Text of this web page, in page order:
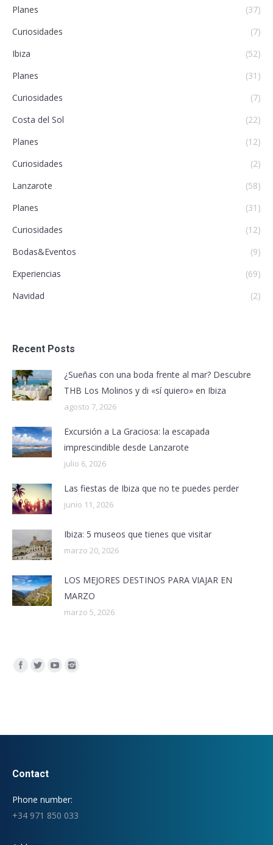
Planes
(37)
Curiosidades
(7)
Ibiza
(52)
Planes
(31)
Curiosidades
(7)
Costa del Sol
(22)
Planes
(12)
Curiosidades
(2)
Lanzarote
(58)
Planes
(31)
Curiosidades
(12)
Bodas&Eventos
(9)
Experiencias
(69)
Navidad
(2)
Recent Posts
¿Sueñas con una boda frente al mar? Descubre
THB Los Molinos y di «sí quiero» en Ibiza
agosto 7, 2026
Excursión a La Graciosa: la escapada
imprescindible desde Lanzarote
julio 6, 2026
Las fiestas de Ibiza que no te puedes perder
junio 11, 2026
Ibiza: 5 museos que tienes que visitar
marzo 20, 2026
LOS MEJORES DESTINOS PARA VIAJAR EN
MARZO
marzo 5, 2026
Encuéntranos en:
Contact
Phone number:
+34 971 850 033